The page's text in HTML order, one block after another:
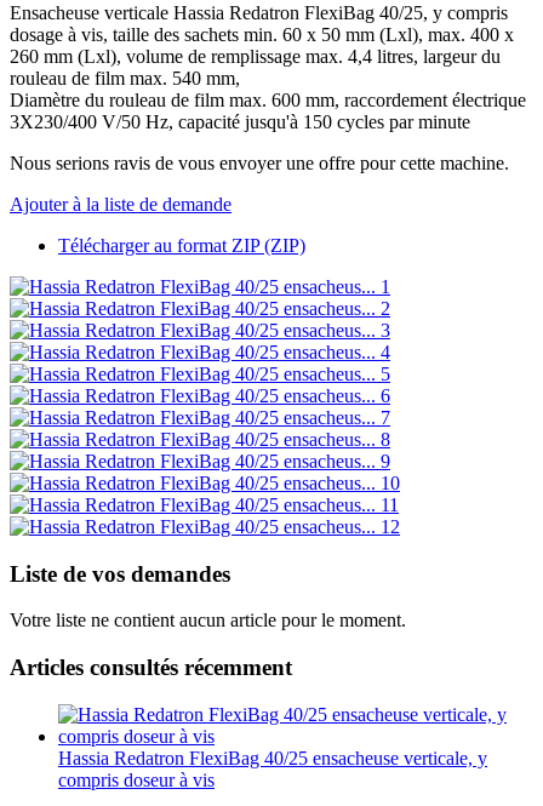
Ensacheuse verticale Hassia Redatron FlexiBag 40/25, y compris
dosage à vis, taille des sachets min. 60 x 50 mm (Lxl), max. 400 x
260 mm (Lxl), volume de remplissage max. 4,4 litres, largeur du
rouleau de film max. 540 mm,
Diamètre du rouleau de film max. 600 mm, raccordement électrique
3X230/400 V/50 Hz, capacité jusqu'à 150 cycles par minute
Nous serions ravis de vous envoyer une offre pour cette machine.
Ajouter à la liste de demande
Télécharger au format ZIP (ZIP)
Liste de vos demandes
Votre liste ne contient aucun article pour le moment.
Articles consultés récemment
Hassia Redatron FlexiBag 40/25 ensacheuse verticale, y
compris doseur à vis